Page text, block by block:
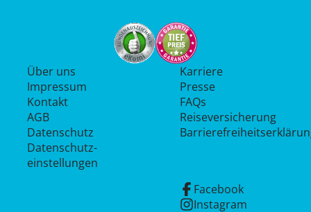
Über uns
Impressum
Kontakt
AGB
Datenschutz
Datenschutz­
einstellungen
Karriere
Presse
FAQs
Reiseversicherung
Facebook
Instagram